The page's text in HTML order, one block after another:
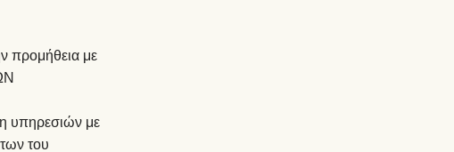
προμήθεια με
υπηρεσιών με
του